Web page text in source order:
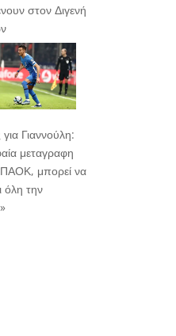
στον Διγενή
Γιαννούλη:
μεταγραφη
ΠΑΟΚ, μπορεί να
όλη την